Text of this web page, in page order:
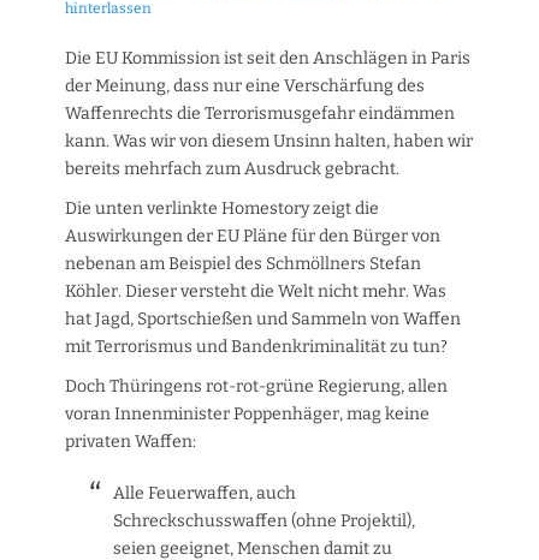
am
hinterlassen
Die EU Kommission ist seit den Anschlägen in Paris
der Meinung, dass nur eine Verschärfung des
Waffenrechts die Terrorismusgefahr eindämmen
kann. Was wir von diesem Unsinn halten, haben wir
bereits mehrfach zum Ausdruck gebracht.
Die unten verlinkte Homestory zeigt die
Auswirkungen der EU Pläne für den Bürger von
nebenan am Beispiel des Schmöllners Stefan
Köhler. Dieser versteht die Welt nicht mehr. Was
hat Jagd, Sportschießen und Sammeln von Waffen
mit Terrorismus und Bandenkriminalität zu tun?
Doch Thüringens rot-rot-grüne Regierung, allen
voran Innenminister Poppenhäger, mag keine
privaten Waffen:
Alle Feuerwaffen, auch
Schreckschusswaffen (ohne Projektil),
seien geeignet, Menschen damit zu